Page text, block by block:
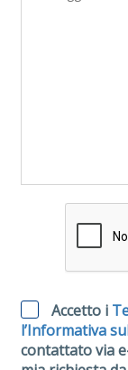
Accetto i
l’Informativa
contattato via